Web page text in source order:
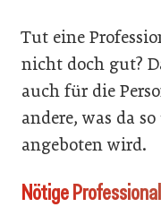
Tut eine
nicht doch gut?
auch für die
andere, was da
angeboten wird.
Nötige